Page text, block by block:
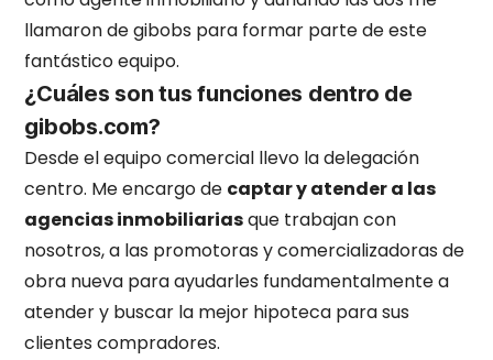
llamaron de gibobs para formar parte de este
fantástico equipo.
¿Cuáles son tus funciones dentro de
gibobs.com?
Desde el equipo comercial llevo la delegación
centro. Me encargo de captar y atender a las
agencias inmobiliariasque trabajan con
nosotros, a las promotoras y comercializadoras de
obra nueva para ayudarles fundamentalmente a
atender y buscar la mejor hipoteca para sus
clientes compradores.